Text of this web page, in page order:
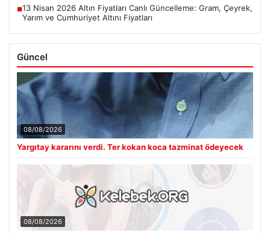
■13 Nisan 2026 Altın Fiyatları Canlı Güncelleme: Gram, Çeyrek,
Yarım ve Cumhuriyet Altını Fiyatları
Güncel
08/08/2026
Yargıtay kararını verdi. Ter kokan koca tazminat ödeyecek
08/08/2026